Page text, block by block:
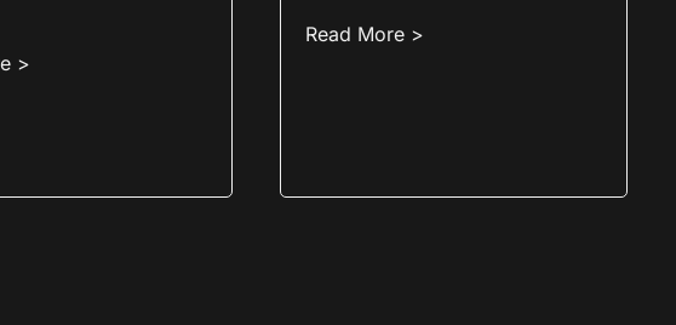
>
Read More >